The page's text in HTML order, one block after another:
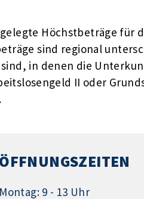
Höchstbeträge für
sind regional
in denen die
II oder
ÖFFNUNGSZEITEN
Montag: 9 - 13 Uhr